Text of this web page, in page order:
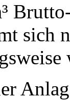
sich